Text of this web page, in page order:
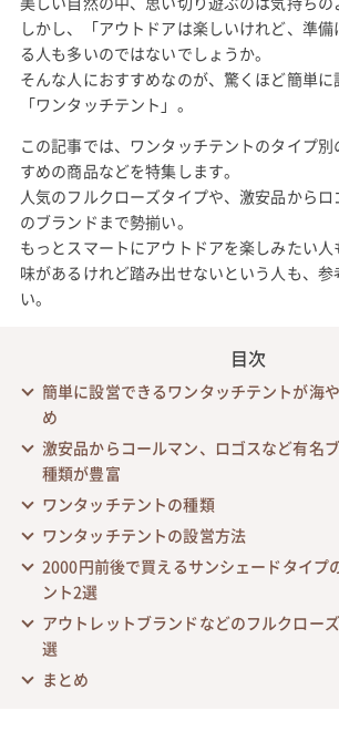
しかし、「アウトドアは楽しいけれど、準
る人も多いのではないでしょうか。
そんな人におすすめなのが、驚くほど簡単に
「ワンタッチテント」。
この記事では、ワンタッチテントのタイプ
すめの商品などを特集します。
人気のフルクローズタイプや、激安品から
のブランドまで勢揃い。
もっとスマートにアウトドアを楽しみたい
味があるけれど踏み出せないという人も、参
い。
目次
簡単に設営できるワンタッチテントが海
め
激安品からコールマン、ロゴスなど有名
種類が豊富
ワンタッチテントの種類
ワンタッチテントの設営方法
2000円前後で買えるサンシェードタイプ
ント2選
アウトレットブランドなどのフルクロー
選
まとめ